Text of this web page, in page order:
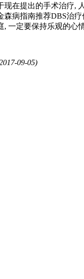
在提出的手术治疗,
病指南推荐DBS治
一定要保持乐观的心
09-05)